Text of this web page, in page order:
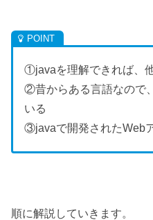
①javaを理解できれば、
②昔からある言語なので
いる
③javaで開発されたWeb
順に解説していきます。